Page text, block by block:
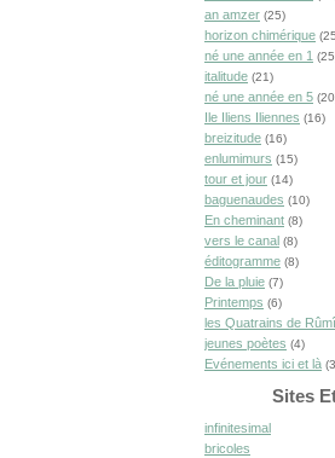
an amzer (25)
horizon chimérique
né une année en 1
italitude (21)
né une année en 5
Ile Iliens Iliennes (16)
breizitude (16)
enlumimurs (15)
tour et jour (14)
baguenaudes (10)
En cheminant (8)
vers le canal (8)
éditogramme (8)
De la pluie (7)
Printemps (6)
les Quatrains de Rûmî
jeunes poètes (4)
Evénements ici et là
Sites
infinitesimal
bricoles